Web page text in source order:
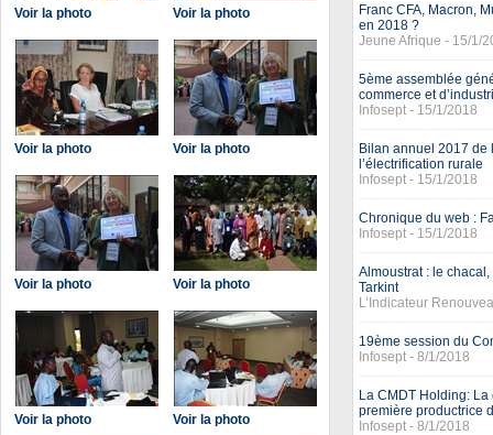
Voir la photo Voir la photo
Voir la photo Voir la photo
Voir la photo Voir la photo
Voir la photo Voir la photo
Franc CFA, Macron,
en 2018 ?
Jeune Afrique - 15/1/
5ème assemblée
commerce et
Infosept - 15/1/2018
Bilan annuel 2017 de
l’électrification rurale
Infosept - 15/1/2018
Chronique du web :
Infosept - 15/1/2018
Almoustrat : le
Tarkint
L’Indicateur
19ème session du
Infosept - 8/1/2018
La CMDT Holding:
première productrice
Infosept - 8/1/2018